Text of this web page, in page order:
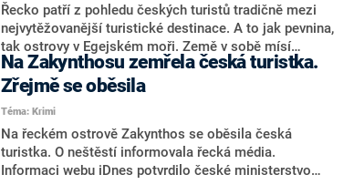
Řecko patří z pohledu českých turistů tradičně mezi
nejvytěžovanější turistické destinace. A to jak pevnina,
tak ostrovy v Egejském moři. Země v sobě mísí
nádherné prostředí, antickou historii a báječnou
lokální kuchyni. Pandemie koronaviru ovšem ztížila
cestování i tam. Za jakých podmínek můžete aktuálně
vycestovat do Řecka?
Na Zakynthosu zemřela česká turistka.
Zřejmě se oběsila
Téma: Krimi
Na řeckém ostrově Zakynthos se oběsila česká
turistka. O neštěstí informovala řecká média.
Informaci webu iDnes potvrdilo české ministerstvo